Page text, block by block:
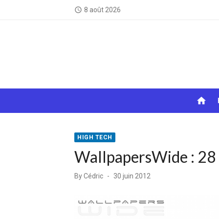
access_time 8 août 2026
home
HIGH TECH
WallpapersWide : 28
ByCédric
Posted
30 juin 2012